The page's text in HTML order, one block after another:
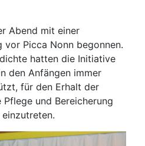
Abend mit einer
vor Picca Nonn begonnen.
hatten die Initiative
den Anfängen immer
für den Erhalt der
und Bereicherung